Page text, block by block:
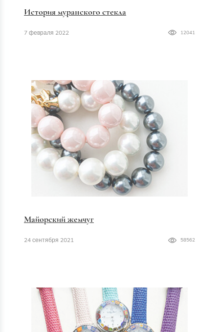
История муранского стекла
7 февраля 2022 12041
Майорский жемчуг
24 сентября 2021 58562